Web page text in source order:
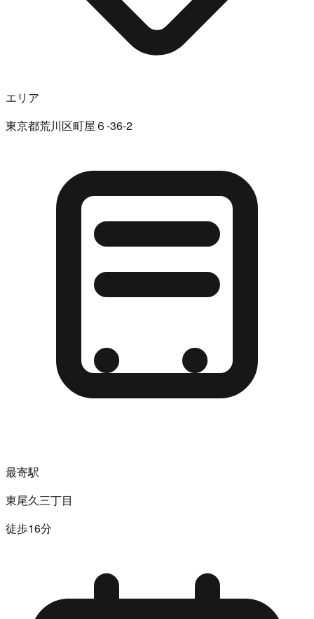
エリア
東京都荒川区町屋６-36-2
最寄駅
東尾久三丁目
徒歩16分